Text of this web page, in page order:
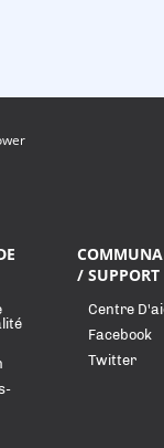
/ SUPPORT
Centre
Facebook
Twitter